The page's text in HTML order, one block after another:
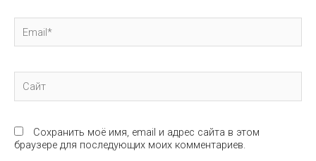
Сохранить моё имя, email и адрес сайта в этом
браузере для последующих моих комментариев.